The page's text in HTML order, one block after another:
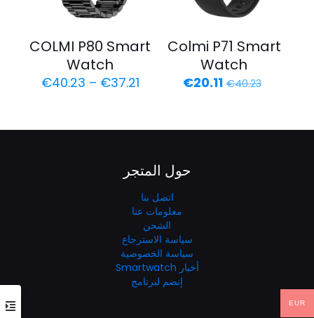
Colmi P71 Smart
Watch
€40.23
السعر€20.11
COLMI P80 Smart
Watch
€37.21
–
€40.23
حول المتجر
اتصل بنا
معلومات عنا
الشحن
سياسة الاسترجاع
سياسة الخصوصية
أخبار Smartwatch
إنضم لبرنامج
EUR